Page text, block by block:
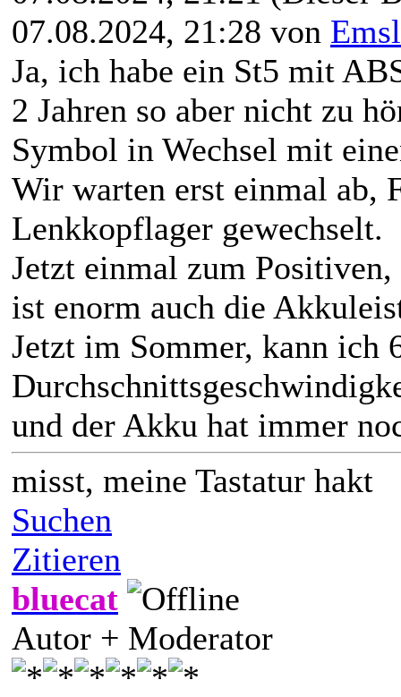
07.08.2024, 21:28 von
Ja, ich habe ein St5 mit
2 Jahren so aber nicht zu
Symbol in Wechsel mit
Wir warten erst einmal ab,
Lenkkopflager gewechselt.
Jetzt einmal zum
ist enorm auch die
Jetzt im Sommer, kann ich
und der Akku hat immer
misst, meine Tastatur hakt
Suchen
Zitieren
bluecat
Autor + Moderator